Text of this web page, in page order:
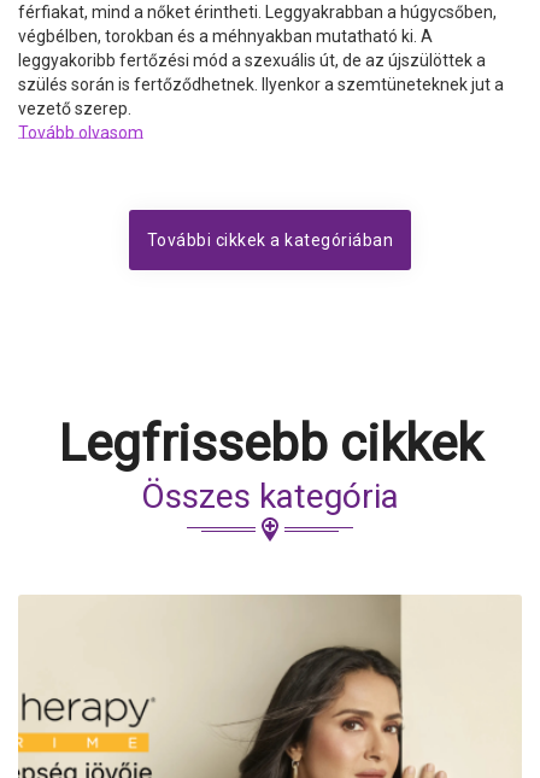
férfiakat, mind a nőket érintheti. Leggyakrabban a húgycsőben,
végbélben, torokban és a méhnyakban mutatható ki. A
leggyakoribb fertőzési mód a szexuális út, de az újszülöttek a
szülés során is fertőződhetnek. Ilyenkor a szemtüneteknek jut a
vezető szerep.
Tovább olvasom
További cikkek a kategóriában
Legfrissebb cikkek
Összes kategória